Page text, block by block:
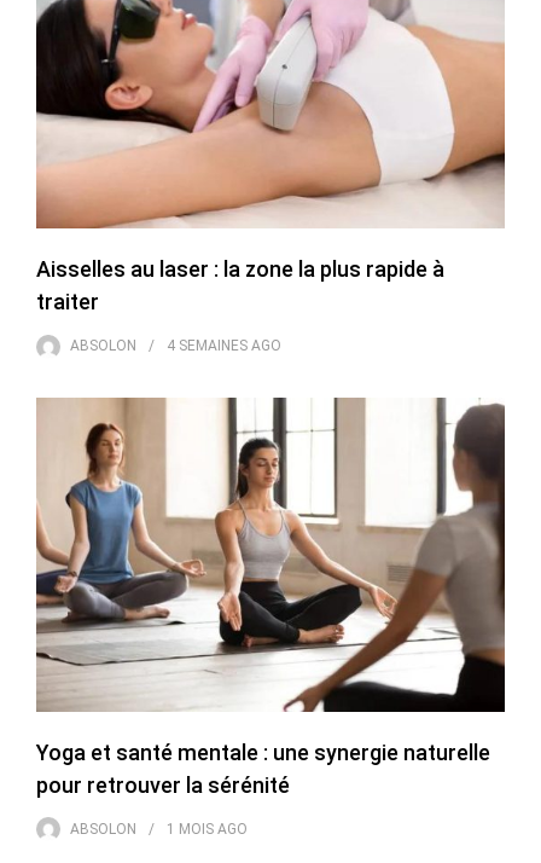
Aisselles au laser : la zone la plus rapide à
traiter
ABSOLON 4 SEMAINES AGO
Yoga et santé mentale : une synergie naturelle
pour retrouver la sérénité
ABSOLON 1 MOIS AGO